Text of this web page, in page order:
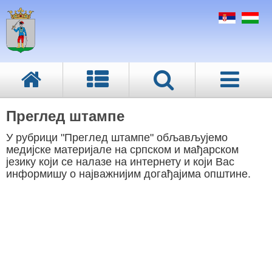
Преглед штампе
У рубрици "Преглед штампе" обљављујемо
медијске материјале на српском и мађарском
језику који се налазе на интернету и који Вас
информишу о најважнијим догађајима општине.